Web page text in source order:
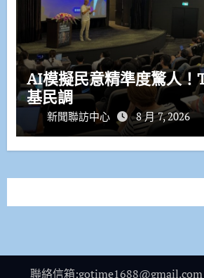
AI模擬民意精準度驚人！
基民調
新聞聯訪中心 8 月 7, 2026
聯絡信箱:gotime1688@gmail.com